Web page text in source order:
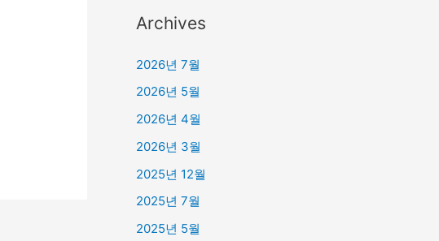
Archives
2026년 7월
2026년 5월
2026년 4월
2026년 3월
2025년 12월
2025년 7월
2025년 5월